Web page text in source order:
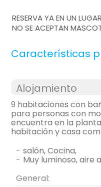
RESERVA YA EN UN
NO SE ACEPTAN
Características
Alojamiento
9 habitaciones con
para personas con
encuentra en la
habitación y casa
- salón, Cocina,
-
muy luminoso,
General: